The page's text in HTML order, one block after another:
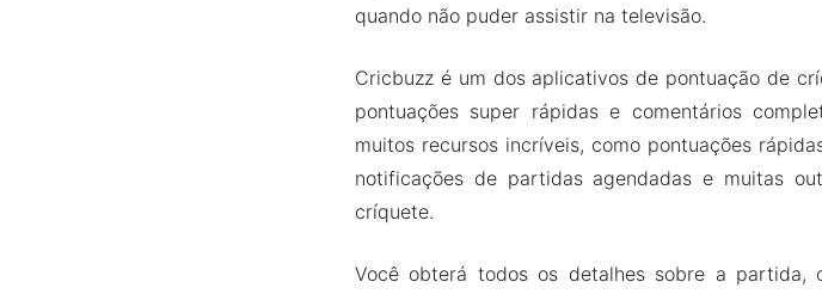
quando não puder assistir na televisão.
Cricbuzz é um dos aplicativos de pontuação de
pontuações super rápidas e comentários
muitos recursos incríveis, como pontuações
notificações de partidas agendadas e muitas
críquete.
Você obterá todos os detalhes sobre a partida,